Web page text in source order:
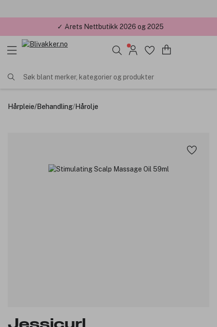
✓ Årets Nettbutikk 2026 og 2025
Søk blant merker, kategorier og produkter
Hårpleie/Behandling/Hårolje